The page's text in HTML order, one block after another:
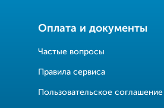
Оплата и документы
Частые вопросы
Правила сервиса
Пользовательское соглашение